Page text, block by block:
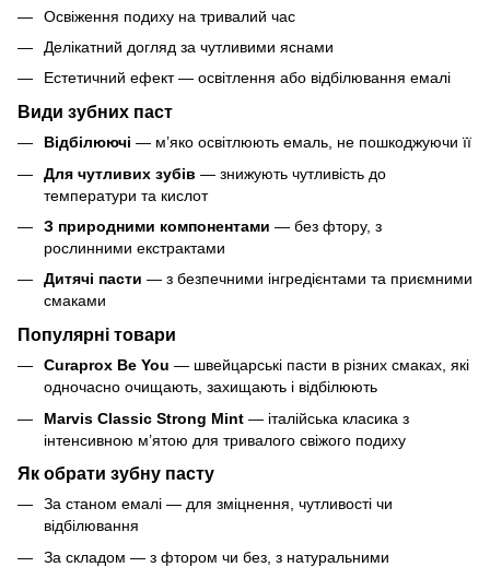
Освіження подиху на тривалий час
Делікатний догляд за чутливими яснами
Естетичний ефект — освітлення або відбілювання емалі
Види зубних паст
Відбілюючі — м’яко освітлюють емаль, не пошкоджуючи її
Для чутливих зубів — знижують чутливість до
температури та кислот
З природними компонентами — без фтору, з
рослинними екстрактами
Дитячі пасти — з безпечними інгредієнтами та приємними
смаками
Популярні товари
Curaprox Be You — швейцарські пасти в різних смаках, які
одночасно очищають, захищають і відбілюють
Marvis Classic Strong Mint — італійська класика з
інтенсивною м’ятою для тривалого свіжого подиху
Як обрати зубну пасту
За станом емалі — для зміцнення, чутливості чи
відбілювання
За складом — з фтором чи без, з натуральними